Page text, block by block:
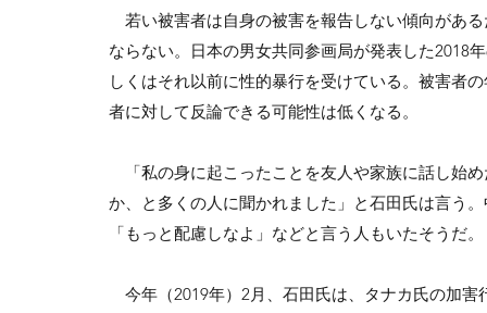
若い被害者は自身の被害を報告しない傾向があ
ならない。日本の男女共同参画局が発表した2018
しくはそれ以前に性的暴行を受けている。被害者
者に対して反論できる可能性は低くなる。
「私の身に起こったことを友人や家族に話し始
か、と多くの人に聞かれました」と石田氏は言う
「もっと配慮しなよ」などと言う人もいたそうだ。
今年（2019年）2月、石田氏は、タナカ氏の加害